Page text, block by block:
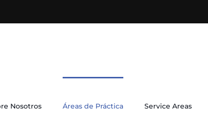
Nosotros Áreas de Práctica Service Areas